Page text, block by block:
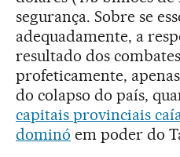
segurança. Sobre se
adequadamente, a
resultado dos
profeticamente,
do colapso do país,
capitais provinciais
dominó em poder do